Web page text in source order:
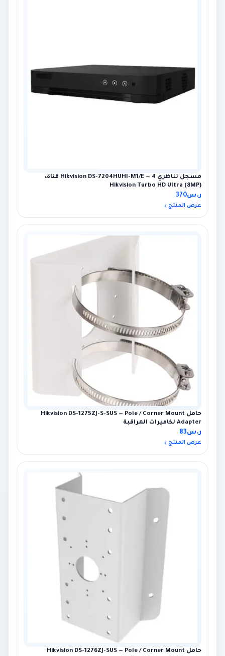
مسجل تناظري Hikvision DS-7204HUHI-M1/E — 4 قناة،
Hikvision Turbo HD Ultra (8MP)
ر.س370
عرض المنتج
حامل Hikvision DS-1275ZJ-S-SUS — Pole / Corner Mount
Adapter لكاميرات المراقبة
ر.س83
عرض المنتج
حامل Hikvision DS-1276ZJ-SUS — Pole / Corner Mount